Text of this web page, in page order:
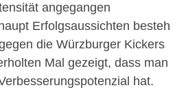
angegangen
Erfolgsaussichten besteh
die Würzburger Kickers
Mal gezeigt, dass man
hat.